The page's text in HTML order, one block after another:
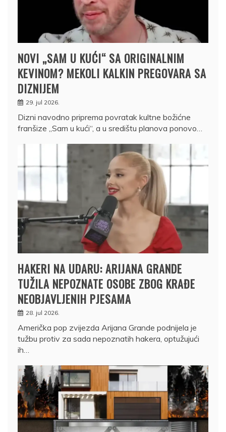
NOVI „SAM U KUĆI“ SA ORIGINALNIM
KEVINOM? MEKOLI KALKIN PREGOVARA SA
DIZNIJEM
29. jul 2026.
Dizni navodno priprema povratak kultne božićne
franšize „Sam u kući“, a u središtu planova ponovo…
HAKERI NA UDARU: ARIJANA GRANDE
TUŽILA NEPOZNATE OSOBE ZBOG KRAĐE
NEOBJAVLJENIH PJESAMA
28. jul 2026.
Američka pop zvijezda Arijana Grande podnijela je
tužbu protiv za sada nepoznatih hakera, optužujući
ih…